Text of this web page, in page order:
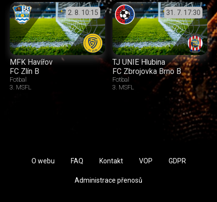
2. 8. 10:15
MFK Havířov
FC Zlín B
Fotbal
3. MSFL
31. 7. 17:30
TJ UNIE Hlubina
FC Zbrojovka Brno B
Fotbal
3. MSFL
O webu FAQ Kontakt VOP GDPR
Administrace přenosů